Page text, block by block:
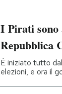
Ok
Media
I Pirati
Repubblica
È iniziato tutto
elezioni, e ora il